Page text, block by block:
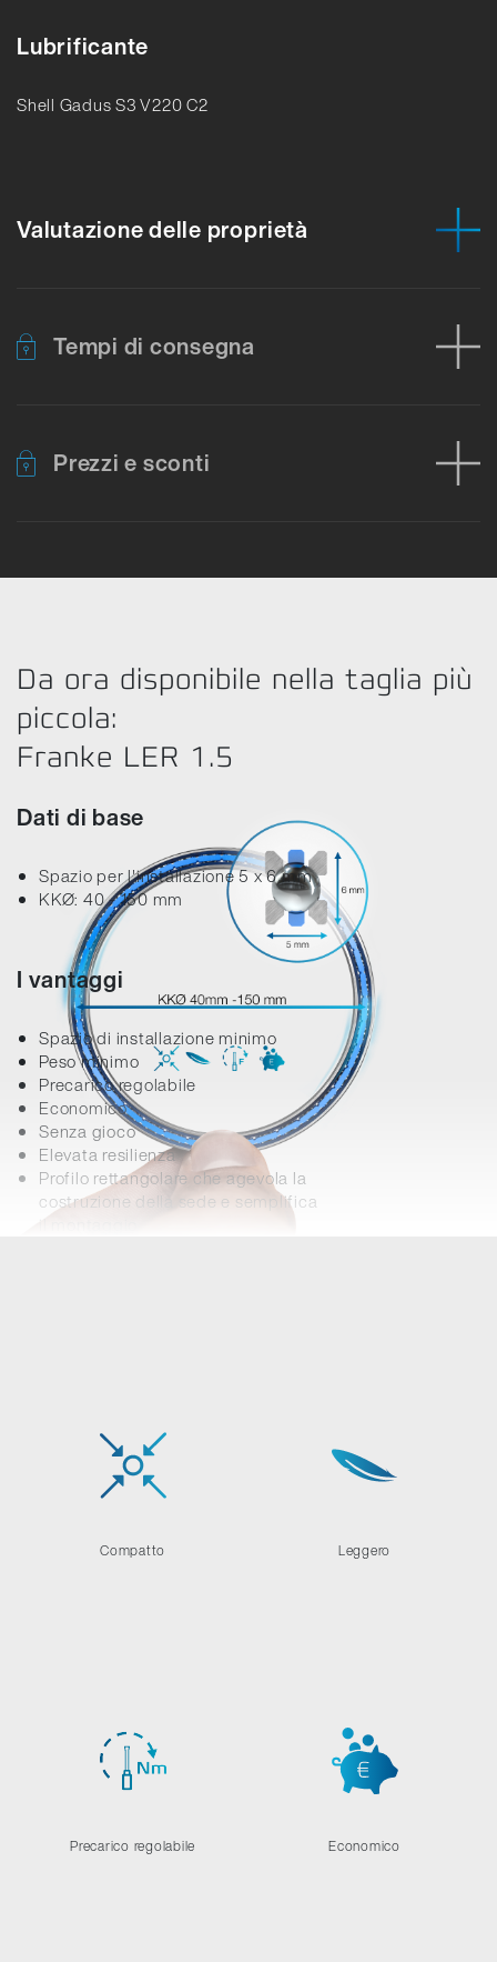
Lubrificante
Shell Gadus S3 V220 C2
Valutazione delle proprietà
Tempi di consegna
Prezzi e sconti
Da ora disponibile nella taglia più
piccola:
Franke LER 1.5
Dati di base
Spazio per l'installazione 5 x 6 mm
KKØ: 40 - 150 mm
I vantaggi
Spazio di installazione minimo
Peso minimo
Precarico regolabile
Economico
Senza gioco
Elevata resilienza
Profilo rettangolare che agevola la
costruzione della sede e semplifica
Compatto Leggero
Precarico regolabile Economico